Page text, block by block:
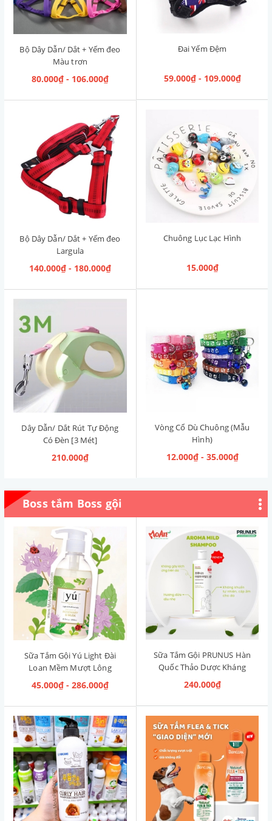
Bộ Dây Dẫn/ Dắt + Yếm đeo
Màu trơn
80.000₫ - 106.000₫
Đai Yếm Đệm
59.000₫ - 109.000₫
Bộ Dây Dẫn/ Dắt + Yếm đeo
Largula
140.000₫ - 180.000₫
Chuông Lục Lạc Hình
15.000₫
Dây Dẫn/ Dắt Rút Tự Động
Có Đèn [3 Mét]
210.000₫
Vòng Cổ Dù Chuông (Mẫu
Hình)
12.000₫ - 35.000₫
Boss tắm Boss gội
Sữa Tắm Gội Yú Light Đài
Loan Mềm Mượt Lông
Rosemary & Musk [Hương
Thảo & Xạ Hương]
45.000₫ - 286.000₫
Sữa Tắm Gội PRUNUS Hàn
Quốc Thảo Dược Kháng
Khuẩn Aroma Mild
Shampoo 500ml
240.000₫